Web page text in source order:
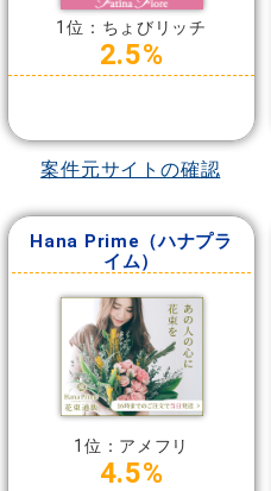
1位：ちょびリッチ
2.5%
案件元サイトの確認
Hana Prime（ハナプラ
イム）
1位：アメフリ
4.5%